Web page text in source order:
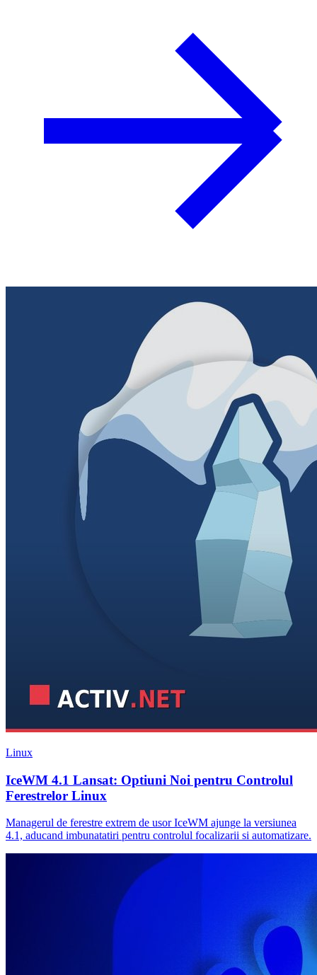
Linux
IceWM 4.1 Lansat: Optiuni Noi pentru Controlul
Ferestrelor Linux
Managerul de ferestre extrem de usor IceWM ajunge la versiunea
4.1, aducand imbunatatiri pentru controlul focalizarii si automatizare.